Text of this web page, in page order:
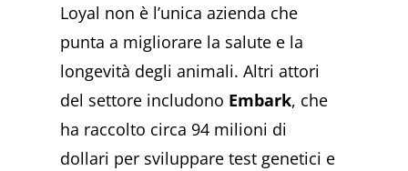
Loyal non è l’unica azienda che
punta a migliorare la salute e la
longevità degli animali. Altri attori
del settore includono Embark, che
ha raccolto circa 94 milioni di
dollari per sviluppare test genetici e